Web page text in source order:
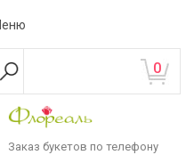
0
Заказ букетов по телефону